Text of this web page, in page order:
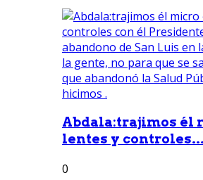
Abdala:trajimos él
lentes y controles...
0